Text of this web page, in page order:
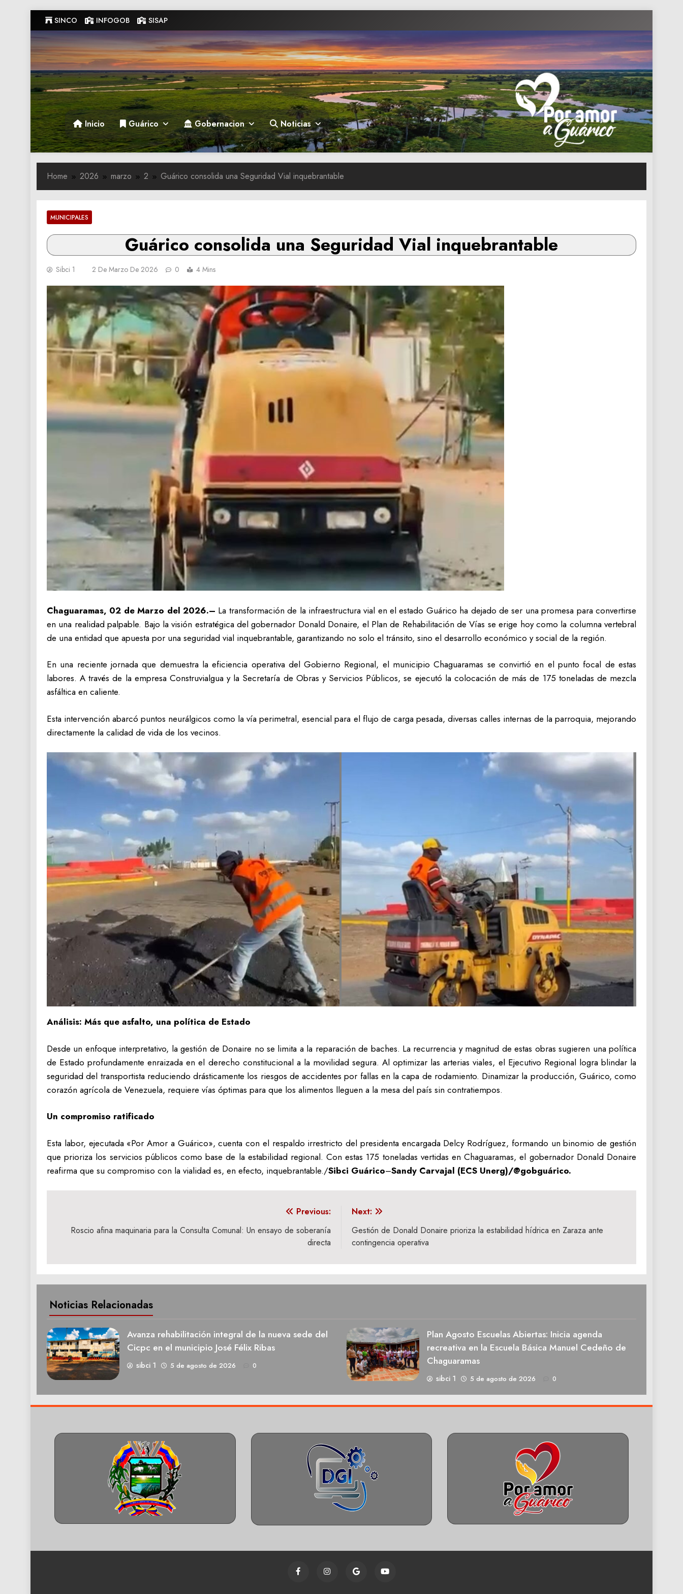
to
content
SINCO INFOGOB SISAP
Gobernacion de Guarico
Gobernacion de Guarico
Inicio Guárico Gobernacion Noticias
Home 2026 marzo 2 Guárico consolida una Seguridad Vial inquebrantable
MUNICIPALES
Guárico consolida una Seguridad Vial inquebrantable
Sibci 1 2 De Marzo De 2026 0 4 Mins
Chaguaramas, 02 de Marzo del 2026.– La transformación de la infraestructura vial en el estado Guárico ha dejado de ser una promesa para convertirse
en una realidad palpable. Bajo la visión estratégica del gobernador Donald Donaire, el Plan de Rehabilitación de Vías se erige hoy como la columna vertebral
de una entidad que apuesta por una seguridad vial inquebrantable, garantizando no solo el tránsito, sino el desarrollo económico y social de la región.
En una reciente jornada que demuestra la eficiencia operativa del Gobierno Regional, el municipio Chaguaramas se convirtió en el punto focal de estas
labores. A través de la empresa Construvialgua y la Secretaría de Obras y Servicios Públicos, se ejecutó la colocación de más de 175 toneladas de mezcla
asfáltica en caliente.
Esta intervención abarcó puntos neurálgicos como la vía perimetral, esencial para el flujo de carga pesada, diversas calles internas de la parroquia, mejorando
directamente la calidad de vida de los vecinos.
Análisis: Más que asfalto, una política de Estado
Desde un enfoque interpretativo, la gestión de Donaire no se limita a la reparación de baches. La recurrencia y magnitud de estas obras sugieren una política
de Estado profundamente enraizada en el derecho constitucional a la movilidad segura. Al optimizar las arterias viales, el Ejecutivo Regional logra blindar la
seguridad del transportista reduciendo drásticamente los riesgos de accidentes por fallas en la capa de rodamiento. Dinamizar la producción, Guárico, como
corazón agrícola de Venezuela, requiere vías óptimas para que los alimentos lleguen a la mesa del país sin contratiempos.
Un compromiso ratificado
Esta labor, ejecutada «Por Amor a Guárico», cuenta con el respaldo irrestricto del presidenta encargada Delcy Rodríguez, formando un binomio de gestión
que prioriza los servicios públicos como base de la estabilidad regional. Con estas 175 toneladas vertidas en Chaguaramas, el gobernador Donald Donaire
reafirma que su compromiso con la vialidad es, en efecto, inquebrantable./Sibci Guárico–Sandy Carvajal (ECS Unerg)/@gobguárico.
Previous:
Roscio afina maquinaria para la Consulta Comunal: Un ensayo de soberanía
directa
Next:
Gestión de Donald Donaire prioriza la estabilidad hídrica en Zaraza ante
contingencia operativa
Noticias Relacionadas
Avanza rehabilitación integral de la nueva sede del
Cicpc en el municipio José Félix Ribas
sibci 1 5 de agosto de 2026 0
Plan Agosto Escuelas Abiertas: Inicia agenda
recreativa en la Escuela Básica Manuel Cedeño de
Chaguaramas
sibci 1 5 de agosto de 2026 0